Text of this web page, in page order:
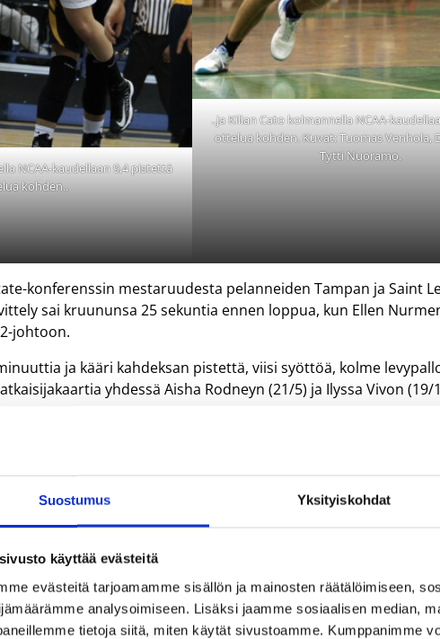
Suostumus Yksityiskohdat
käyttää evästeitä
evästeitä tarjoamamme sisällön ja mainosten räätälöimiseen,
analysoimiseen. Lisäksi jaamme sosiaalisen median,
tietoja siitä, miten käytät sivustoamme. Kumppanimme
NCAA-kaudellaan 9,4 pistettä
kohden..
..ja Kilian Cato kolmannella NCAA-
ottelua kohden. Kuvat: Tuomas Venhola,
Tytti Nuoramo.
konferenssin mestaruudesta pelanneiden Tampan ja Saint
sai kruununsa 25 sekuntia ennen loppua, kun Ellen
johtoon.
ja kääri kahdeksan pistettä, viisi syöttöä, kolme
yhdessä Aisha Rodneyn (21/5) ja Ilyssa Vivon
konferenssin finaalissa Rollins-Nova Southeastern-
sai puolestaan kylmää kyytiä ennakkosuosikki Hardingilta
(45–17). 26 minuuttia pelannut Pounds upotti kolme pistettä,
Leo
Tech